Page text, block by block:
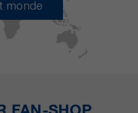
monde